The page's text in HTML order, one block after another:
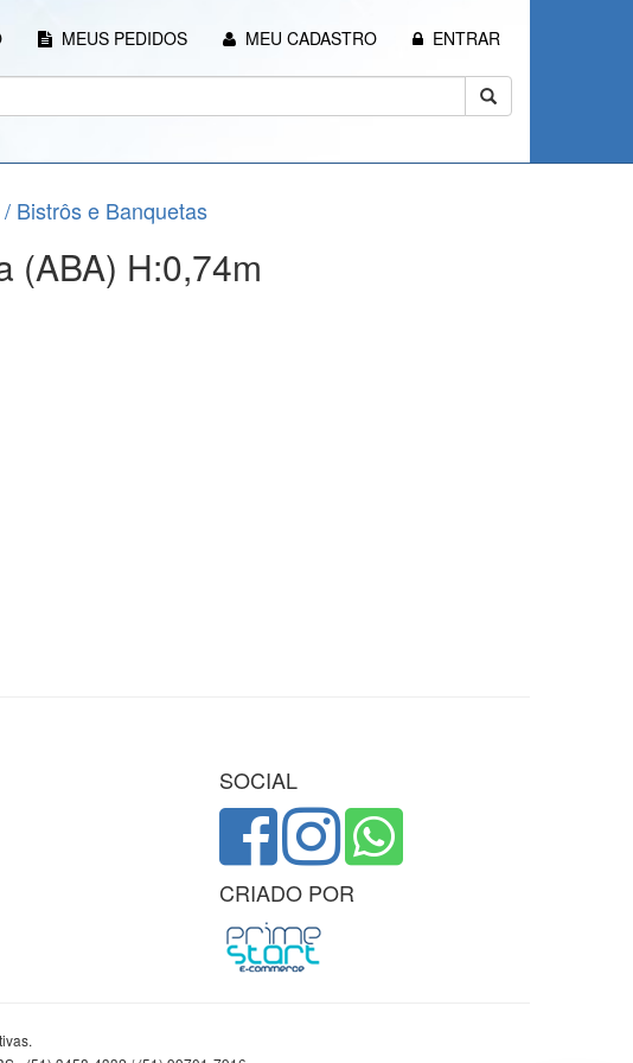
MEUS PEDIDOS MEU CADASTRO ENTRAR
/ Bistrôs e Banquetas
(ABA) H:0,74m
SOCIAL
CRIADO POR